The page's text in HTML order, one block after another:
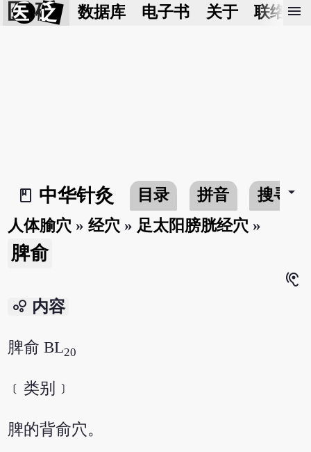
医 砭 数据库 电子书 关于 联络我
menu
book_2
中华针灸 目录 拼音 搜寻arrow_drop_down
人体腧穴 »经穴 » 足太阳膀胱经穴 »
脾俞
hearing
bubble_chart 内容
脾俞 BL20
﹝类别﹞
脾的背俞穴。